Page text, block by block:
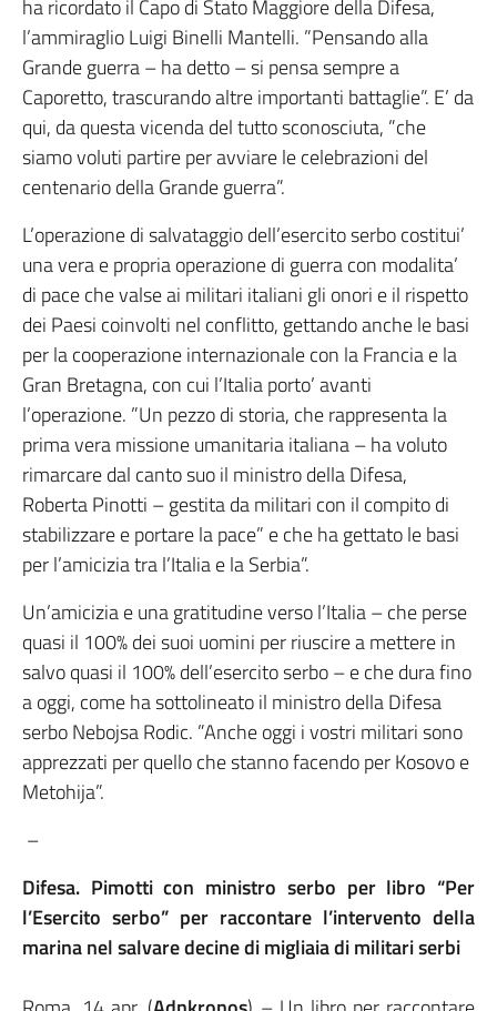
ha ricordato il Capo di Stato Maggiore della Difesa,
l’ammiraglio Luigi Binelli Mantelli. ”Pensando alla
Grande guerra – ha detto – si pensa sempre a
Caporetto, trascurando altre importanti battaglie”. E’ da
qui, da questa vicenda del tutto sconosciuta, ”che
siamo voluti partire per avviare le celebrazioni del
centenario della Grande guerra”.
L’operazione di salvataggio dell’esercito serbo costitui’
una vera e propria operazione di guerra con modalita’
di pace che valse ai militari italiani gli onori e il rispetto
dei Paesi coinvolti nel conflitto, gettando anche le basi
per la cooperazione internazionale con la Francia e la
Gran Bretagna, con cui l’Italia porto’ avanti
l’operazione. ”Un pezzo di storia, che rappresenta la
prima vera missione umanitaria italiana – ha voluto
rimarcare dal canto suo il ministro della Difesa,
Roberta Pinotti – gestita da militari con il compito di
stabilizzare e portare la pace” e che ha gettato le basi
per l’amicizia tra l’Italia e la Serbia”.
Un’amicizia e una gratitudine verso l’Italia – che perse
quasi il 100% dei suoi uomini per riuscire a mettere in
salvo quasi il 100% dell’esercito serbo – e che dura fino
a oggi, come ha sottolineato il ministro della Difesa
serbo Nebojsa Rodic. ”Anche oggi i vostri militari sono
apprezzati per quello che stanno facendo per Kosovo e
Metohija”.
–
Difesa. Pimotti con ministro serbo per libro “Per
l’Esercito serbo” per raccontare l’intervento della
marina nel salvare decine di migliaia di militari serbi